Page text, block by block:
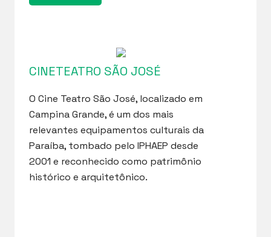
CINETEATRO SÃO JOSÉ
O Cine Teatro São José, localizado em
Campina Grande, é um dos mais
relevantes equipamentos culturais da
Paraíba, tombado pelo IPHAEP desde
2001 e reconhecido como patrimônio
histórico e arquitetônico.